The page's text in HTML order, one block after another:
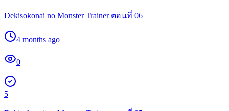
Dekisokonai no Monster Trainer ตอนที่ 06
4 months ago
0
5